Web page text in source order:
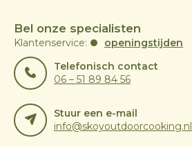
Bel onze specialisten
Klantenservice:
openingstijden
Telefonisch contact
06 – 51 89 84 56
Stuur een e-mail
info@skoyoutdoorcooking.nl